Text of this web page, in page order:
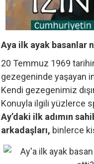
Aya ilk ayak basanlar
20 Temmuz 1969
gezegeninde yaşayan
Kendi gezegenimiz
Konuyla ilgili yüzlerce
Ay’daki ilk adımın
arkadaşları, binlerce